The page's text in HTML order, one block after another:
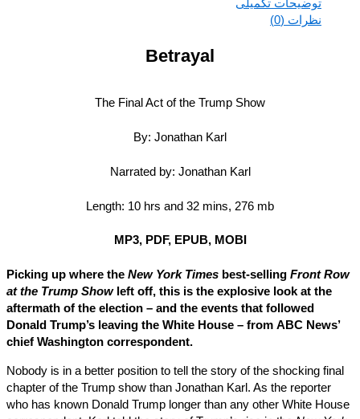
توضیحات تکمیلی
نظرات (0)
Betrayal
The Final Act of the Trump Show
By: Jonathan Karl
Narrated by: Jonathan Karl
Length: 10 hrs and 32 mins, 276 mb
MP3, PDF, EPUB, MOBI
Picking up where theNew York Timesbest-sellingFront
at the Trump Show left off, this is the explosive look at the
aftermath of the election – and the events that followed
Donald Trump’s leaving the White House – from ABC
chief Washington correspondent.
Nobody is in a better position to tell the story of the shocking
chapter of the Trump show than Jonathan Karl. As the reporter
who has known Donald Trump longer than any other White